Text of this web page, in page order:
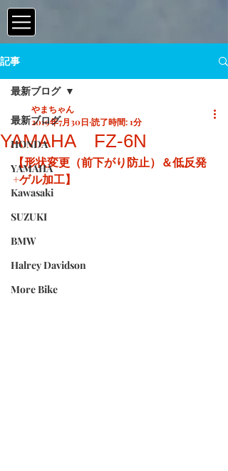
記事
最新ブログ
HONDA
YAMAHA
Kawasaki
SUZUKI
BMW
Halrey Davidson
More Bike
最新ブログ
YAMAHA FZ-6N
やまちゃん
2019年7月30日 読了時間: 1分
【形状変更（前下がり防止）＆低反発
+ゲル加工】